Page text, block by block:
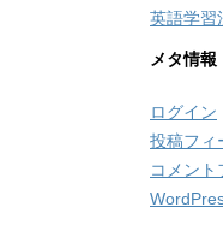
英語学習
メタ情報
ログイン
投稿フィ
コメント